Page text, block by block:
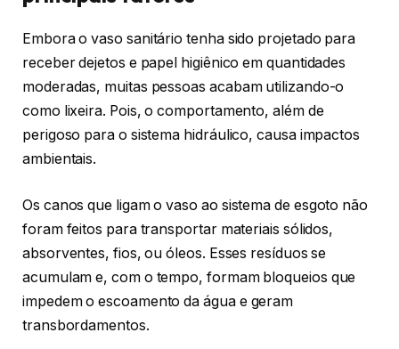
Embora o vaso sanitário tenha sido projetado para
receber dejetos e papel higiênico em quantidades
moderadas, muitas pessoas acabam utilizando-o
como lixeira. Pois, o comportamento, além de
perigoso para o sistema hidráulico, causa impactos
ambientais.
Os canos que ligam o vaso ao sistema de esgoto não
foram feitos para transportar materiais sólidos,
absorventes, fios, ou óleos. Esses resíduos se
acumulam e, com o tempo, formam bloqueios que
impedem o escoamento da água e geram
transbordamentos.